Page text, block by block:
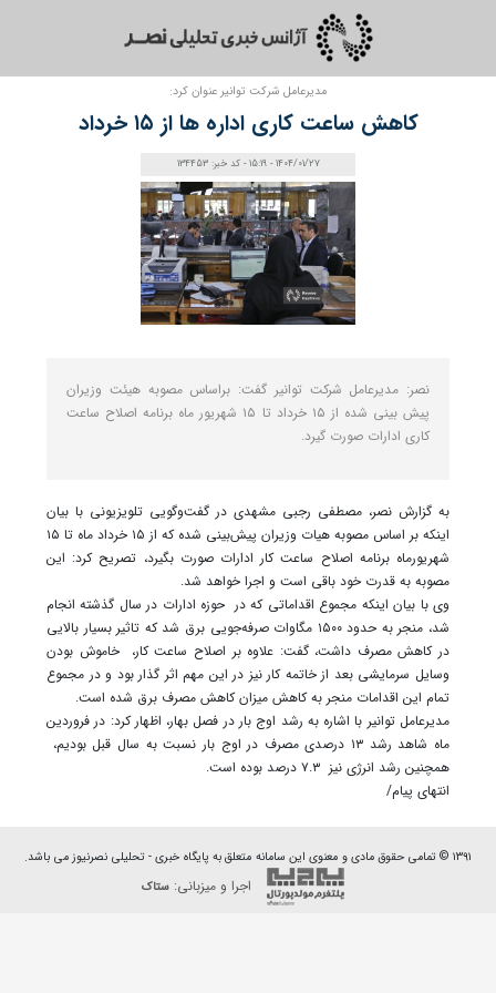
مدیرعامل شرکت توانیر عنوان کرد:
کاهش ساعت کاری اداره‌ ها از ۱۵ خرداد
1404/01/27 - 15:19 - کد خبر: 134453
نصر: مدیرعامل شرکت توانیر گفت: براساس مصوبه هیئت وزیران
پیش بینی شده از ۱۵ خرداد تا ۱۵ شهریور ماه برنامه اصلاح ساعت
کاری ادارات صورت گیرد.
به گزارش نصر، مصطفی رجبی مشهدی در گفت‌وگویی تلویزیونی با بیان
اینکه بر اساس مصوبه هیات وزیران پیش‌بینی شده که از ۱۵ خرداد ماه تا ۱۵
شهریورماه برنامه اصلاح ساعت کار ادارات صورت بگیرد، تصریح کرد: این
مصوبه به قدرت خود باقی است و اجرا خواهد شد.
وی با بیان اینکه مجموع اقداماتی که در حوزه ادارات در سال گذشته انجام
شد، منجر به حدود ۱۵۰۰ مگاوات صرفه‌جویی برق شد که تاثیر بسیار بالایی
در کاهش مصرف داشت، گفت: علاوه بر اصلاح ساعت کار، خاموش بودن
وسایل سرمایشی بعد از خاتمه کار نیز در این مهم اثر گذار بود و در مجموع
تمام این اقدامات منجر به کاهش میزان کاهش مصرف برق شده است.
مدیرعامل توانیر با اشاره به رشد اوج بار در فصل بهار، اظهار کرد: در فروردین
ماه شاهد رشد ۱۳ درصدی مصرف در اوج بار نسبت به سال قبل بودیم،
همچنین رشد انرژی نیز ۷.۳ درصد بوده است.
انتهای پیام/
۱۳۹۱ © تمامی حقوق مادی و معنوی این سامانه متعلق به پایگاه خبری - تحلیلی نصرنیوز می باشد.
اجرا و میزبانی:ستاک